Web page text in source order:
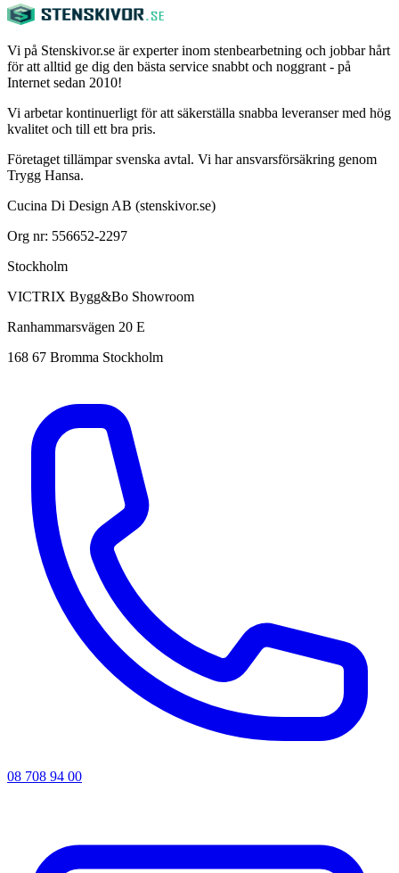
Vi på Stenskivor.se är experter inom stenbearbetning och jobbar hårt
för att alltid ge dig den bästa service snabbt och noggrant - på
Internet sedan 2010!
Vi arbetar kontinuerligt för att säkerställa snabba leveranser med hög
kvalitet och till ett bra pris.
Företaget tillämpar svenska avtal. Vi har ansvarsförsäkring genom
Trygg Hansa.
Cucina Di Design AB (stenskivor.se)
Org nr: 556652-2297
Stockholm
VICTRIX Bygg&Bo Showroom
Ranhammarsvägen 20 E
168 67 Bromma Stockholm
08 708 94 00